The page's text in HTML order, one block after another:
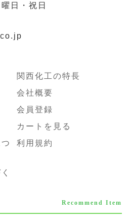
日・祝日
関西化工の特長
会社概要
会員登録
カートを見る
利用規約
Recommend Item